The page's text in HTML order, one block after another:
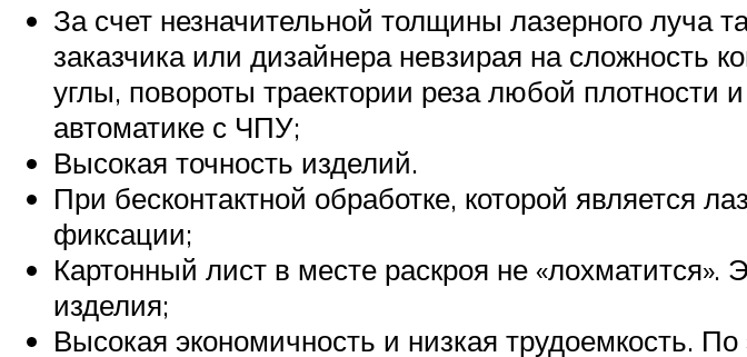
За счет незначительной толщины лазерного луча
заказчика или дизайнера невзирая на сложность
углы, повороты траектории реза любой плотности
автоматике с ЧПУ;
Высокая точность изделий.
При бесконтактной обработке, которой является
фиксации;
Картонный лист в месте раскроя не
изделия;
Высокая экономичность и низкая трудоемкость.